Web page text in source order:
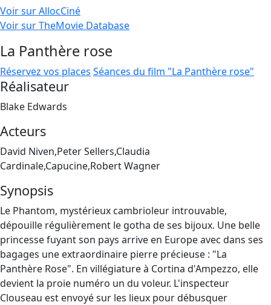
Voir sur AllocCiné
Voir sur TheMovie Database
La Panthère rose
Réservez vos places Séances du film "La Panthère rose"
Réalisateur
Blake Edwards
Acteurs
David Niven,Peter Sellers,Claudia
Cardinale,Capucine,Robert Wagner
Synopsis
Le Phantom, mystérieux cambrioleur introuvable,
dépouille régulièrement le gotha de ses bijoux. Une belle
princesse fuyant son pays arrive en Europe avec dans ses
bagages une extraordinaire pierre précieuse : "La
Panthère Rose". En villégiature à Cortina d'Ampezzo, elle
devient la proie numéro un du voleur. L'inspecteur
Clouseau est envoyé sur les lieux pour débusquer